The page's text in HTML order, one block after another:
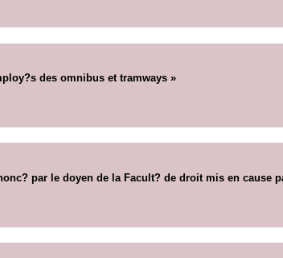
des omnibus et tramways »
par le doyen de la Facult? de droit mis en cause